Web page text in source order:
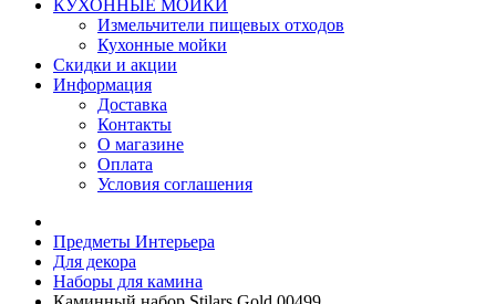
КУХОННЫЕ МОЙКИ
Измельчители пищевых отходов
Кухонные мойки
Скидки и акции
Информация
Доставка
Контакты
О магазине
Оплата
Условия соглашения
Предметы Интерьера
Для декора
Наборы для камина